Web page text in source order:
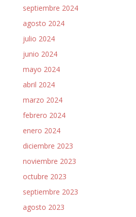
septiembre 2024
agosto 2024
julio 2024
junio 2024
mayo 2024
abril 2024
marzo 2024
febrero 2024
enero 2024
diciembre 2023
noviembre 2023
octubre 2023
septiembre 2023
agosto 2023